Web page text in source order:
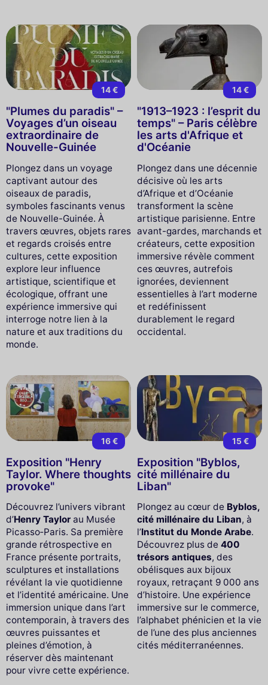
14 €
"Plumes du paradis" –
Voyages d’un oiseau
extraordinaire de
Nouvelle-Guinée
Plongez dans un voyage
captivant autour des
oiseaux de paradis,
symboles fascinants venus
de Nouvelle-Guinée. À
travers œuvres, objets rares
et regards croisés entre
cultures, cette exposition
explore leur influence
artistique, scientifique et
écologique, offrant une
expérience immersive qui
interroge notre lien à la
nature et aux traditions du
monde.
14 €
"1913–1923 : l’esprit du
temps" – Paris célèbre
les arts d'Afrique et
d'Océanie
Plongez dans une décennie
décisive où les arts
d’Afrique et d’Océanie
transforment la scène
artistique parisienne. Entre
avant-gardes, marchands et
créateurs, cette exposition
immersive révèle comment
ces œuvres, autrefois
ignorées, deviennent
essentielles à l’art moderne
et redéfinissent
durablement le regard
occidental.
16 €
Exposition "Henry
Taylor. Where thoughts
provoke"
Découvrez l’univers vibrant
d’Henry Taylor au Musée
Picasso‑Paris. Sa première
grande rétrospective en
France présente portraits,
sculptures et installations
révélant la vie quotidienne
et l’identité américaine. Une
immersion unique dans l’art
contemporain, à travers des
œuvres puissantes et
pleines d’émotion, à
réserver dès maintenant
pour vivre cette expérience.
15 €
Exposition "Byblos,
cité millénaire du
Liban"
Plongez au cœur de Byblos,
cité millénaire du Liban, à
l’Institut du Monde Arabe.
Découvrez plus de 400
trésors antiques, des
obélisques aux bijoux
royaux, retraçant 9 000 ans
d’histoire. Une expérience
immersive sur le commerce,
l’alphabet phénicien et la vie
de l’une des plus anciennes
cités méditerranéennes.